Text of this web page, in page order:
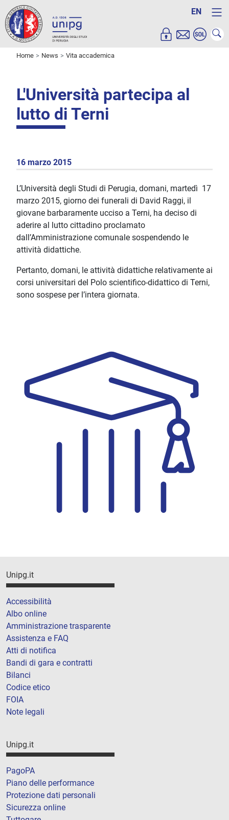
EN
Home News Vita accademica
L'Università partecipa al
lutto di Terni
16 marzo 2015
L’Università degli Studi di Perugia, domani, martedì 17
marzo 2015, giorno dei funerali di David Raggi, il
giovane barbaramente ucciso a Terni, ha deciso di
aderire al lutto cittadino proclamato
dall’Amministrazione comunale sospendendo le
attività didattiche.
Pertanto, domani, le attività didattiche relativamente ai
corsi universitari del Polo scientifico-didattico di Terni,
sono sospese per l’intera giornata.
Unipg.it
Accessibilità
Albo online
Amministrazione trasparente
Assistenza e FAQ
Atti di notifica
Bandi di gara e contratti
Bilanci
Codice etico
FOIA
Note legali
Unipg.it
PagoPA
Piano delle performance
Protezione dati personali
Sicurezza online